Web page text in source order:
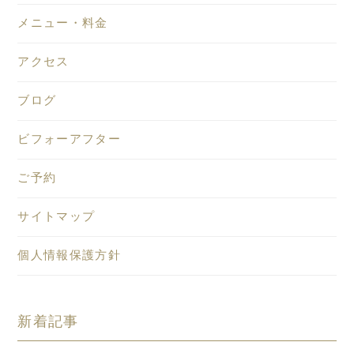
メニュー・料金
アクセス
ブログ
ビフォーアフター
ご予約
サイトマップ
個人情報保護方針
新着記事